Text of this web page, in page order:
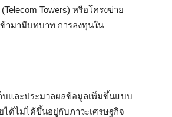
Towers) หรือโครงข่าย
ข้ามามีบทบาท การลงทุนใน
และประมวลผลข้อมูลเพิ่มขึ้นแบบ
ได้ไม่ได้ขึ้นอยู่กับภาวะเศรษฐกิจ